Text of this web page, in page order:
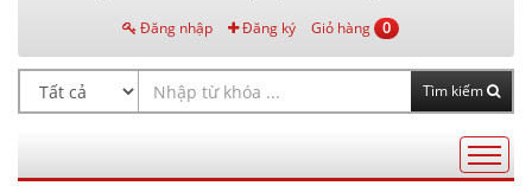
Đăng nhập Đăng ký Giỏ hàng 0
Tìm kiếm
AutoPart